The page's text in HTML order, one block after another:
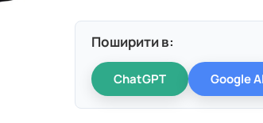
Поширити в:
ChatGPT Google AI